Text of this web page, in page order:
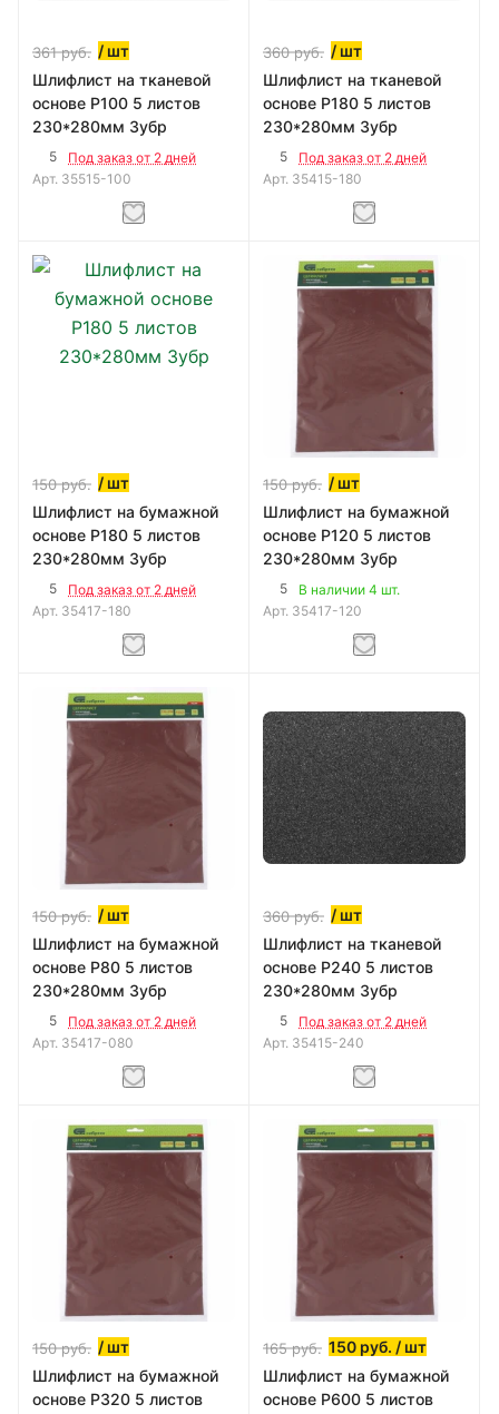
361руб. / шт
Шлифлист на тканевой
основе Р100 5 листов
230*280мм Зубр
5
Под заказ от 2 дней
Арт. 35515-100
360руб. / шт
Шлифлист на тканевой
основе Р180 5 листов
230*280мм Зубр
5
Под заказ от 2 дней
Арт. 35415-180
150руб. / шт
Шлифлист на бумажной
основе Р180 5 листов
230*280мм Зубр
5
Под заказ от 2 дней
Арт. 35417-180
150руб. / шт
Шлифлист на бумажной
основе Р120 5 листов
230*280мм Зубр
5
В наличии 4 шт.
Арт. 35417-120
150руб. / шт
Шлифлист на бумажной
основе Р80 5 листов
230*280мм Зубр
5
Под заказ от 2 дней
Арт. 35417-080
360руб. / шт
Шлифлист на тканевой
основе Р240 5 листов
230*280мм Зубр
5
Под заказ от 2 дней
Арт. 35415-240
150руб. / шт
Шлифлист на бумажной
основе Р320 5 листов
165руб. 150 руб. / шт
Шлифлист на бумажной
основе Р600 5 листов